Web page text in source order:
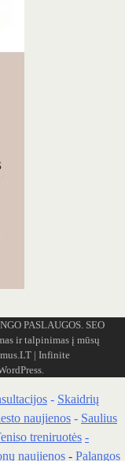
PASLAUGOS. SEO
ir talpinimas į mūsų
| Infinite
.
- Skaidrių
naujienos - Saulius
treniruotės -
naujienos - Palangos